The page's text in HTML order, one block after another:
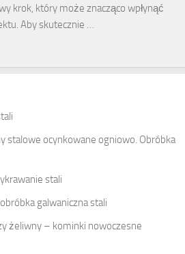
krok, który może znacząco wpłynąć
Aby skutecznie …
stalowe ocynkowane ogniowo. Obróbka
stali
galwaniczna stali
żeliwny – kominki nowoczesne